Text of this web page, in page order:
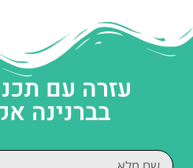
עזרה עם
בברנינה